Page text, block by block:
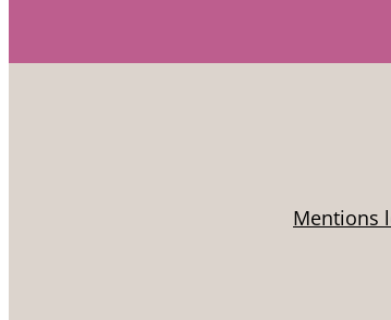
Mentions